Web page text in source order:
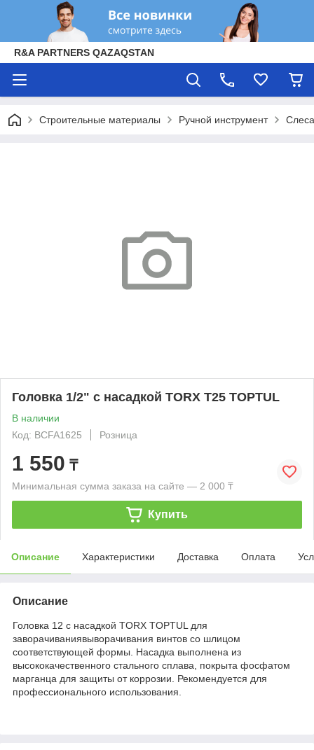
R&A PARTNERS QAZAQSTAN
Строительные материалы Ручной инструмент
Головка 1/2" с насадкой TORX T25 TOPTUL
В наличии
Код: BCFA1625
Розница
1 550 ₸
Минимальная сумма заказа на сайте — 2 000 ₸
Купить
Описание Характеристики Доставка Оплата
Описание
Головка 12 с насадкой TORX TOPTUL для
заворачиваниявыворачивания винтов со шлицом
соответствующей формы. Насадка выполнена из
высококачественного стального сплава, покрыта фосфатом
марганца для защиты от коррозии. Рекомендуется для
профессионального использования.